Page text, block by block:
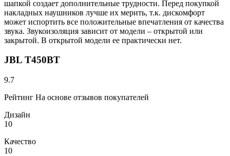
шапкой создает дополнительные трудности. Перед покупкой
накладных наушников лучше их мерить, т.к. дискомфорт
может испортить все положительные впечатления от качества
звука. Звукоизоляция зависит от модели – открытой или
закрытой. В открытой модели ее практически нет.
JBL T450BT
9.7
Рейтинг На основе отзывов покупателей
Дизайн
10
Качество
10